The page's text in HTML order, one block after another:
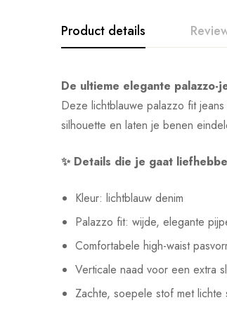
Product details
De ultieme elegante palazzo-
Deze lichtblauwe palazzo fit
silhouette en laten je benen
✨ Details die je gaat
Kleur: lichtblauw denim
Palazzo fit: wijde, elegante
Comfortabele high-waist
Verticale naad voor een extra
Zachte, soepele stof met lichte